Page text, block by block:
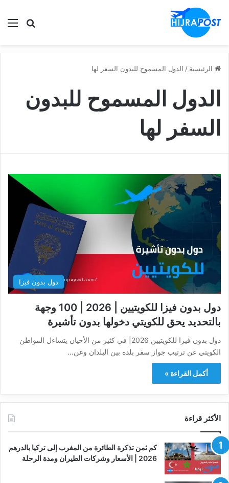
ابحث
الرئيسية / الدول المسموح للبدون السفر لها
الدول المسموح للبدون
السفر لها
دول بدون فيزا
دول بدون فيزا للكويتيين | 2026 | 100 وجهة
بالتحديد يحق للكويتي دخولها بدون تأشيرة
دول بدون فيزا للكويتيين 2026| في كثير من الأحيان يتساءل المواطن
الكويتي عن ترتيب جواز سفر بلده بين البلدان وعن…
أكمل القراءة »
الأكثر قراءة
كم ثمن تذكرة الطائرة من المغرب إلى تركيا بالدرهم
2026 | الأسعار وشركات الطيران ومدة الرحلة